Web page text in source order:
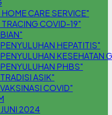
CARE SERVICE"
COVID-19"
HEPATITIS"
KESEHATAN
PHBS"
ASIK"
COVID"
2024